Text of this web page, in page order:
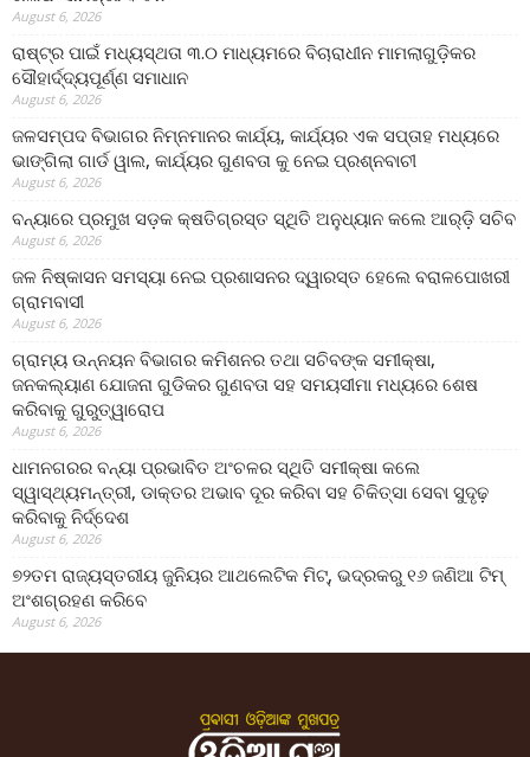
August 6, 2026
ରାଷ୍ଟ୍ର ପାଇଁ ମଧ୍ୟସ୍ଥତା ୩.୦ ମାଧ୍ୟମରେ ବିଚାରାଧୀନ ମାମଲାଗୁଡ଼ିକର
ସୌହାର୍ଦ୍ଦ୍ୟପୂର୍ଣ୍ଣ ସମାଧାନ
August 6, 2026
ଜଳସମ୍ପଦ ବିଭାଗର ନିମ୍ନମାନର କାର୍ଯ୍ୟ, କାର୍ଯ୍ୟର ଏକ ସପ୍ତାହ ମଧ୍ୟରେ
ଭାଙ୍ଗିଲା ଗାର୍ଡ ୱାଲ, କାର୍ଯ୍ୟର ଗୁଣବତା କୁ ନେଇ ପ୍ରଶ୍ନବାଚୀ
August 6, 2026
ବନ୍ୟାରେ ପ୍ରମୁଖ ସଡ଼କ କ୍ଷତିଗ୍ରସ୍ତ ସ୍ଥିତି ଅନୁଧ୍ୟାନ କଲେ ଆର୍‌ଡ଼ି ସଚିବ
August 6, 2026
ଜଳ ନିଷ୍କାସନ ସମସ୍ୟା ନେଇ ପ୍ରଶାସନର ଦ୍ୱାରସ୍ତ ହେଲେ ବରାଳପୋଖରୀ
ଗ୍ରାମବାସୀ
August 6, 2026
ଗ୍ରାମ୍ୟ ଉନ୍ନୟନ ବିଭାଗର କମିଶନର ତଥା ସଚିବଙ୍କ ସମୀକ୍ଷା,
ଜନକଲ୍ୟାଣ ଯୋଜନା ଗୁଡିକର ଗୁଣବତା ସହ ସମୟସୀମା ମଧ୍ୟରେ ଶେଷ
କରିବାକୁ ଗୁରୁତ୍ୱାରୋପ
August 6, 2026
ଧାମନଗରର ବନ୍ୟା ପ୍ରଭାବିତ ଅଂଚଳର ସ୍ଥିତି ସମୀକ୍ଷା କଲେ
ସ୍ୱାସ୍ଥ୍ୟମନ୍ତ୍ରୀ, ଡାକ୍ତର ଅଭାବ ଦୂର କରିବା ସହ ଚିକିତ୍ସା ସେବା ସୁଦୃଢ଼
କରିବାକୁ ନିର୍ଦ୍ଦେଶ
August 6, 2026
୭୨ତମ ରାଜ୍ୟସ୍ତରୀୟ ଜୁନିୟର ଆଥଲେଟିକ ମିଟ୍‌, ଭଦ୍ରକରୁ ୧୬ ଜଣିଆ ଟିମ୍
ଅଂଶଗ୍ରହଣ କରିବେ
August 6, 2026